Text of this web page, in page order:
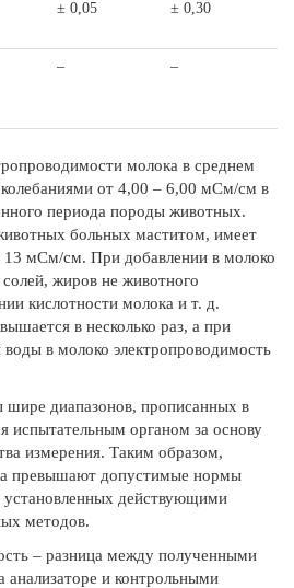
± 0,05 ± 0,30
– –
молока в среднем
от 4,00 – 6,00 мСм/см в
периода породы животных.
больных маститом, имеет
13 мСм/см. При добавлении в молоко
жиров не животного
кислотности молока и т. д.
в несколько раз, а при
в молоко электропроводимость
шире диапазонов, прописанных в
испытательным органом за основу
измерения. Таким образом,
превышают допустимые нормы
действующими
методов.
– разница между полученными
анализаторе и контрольными